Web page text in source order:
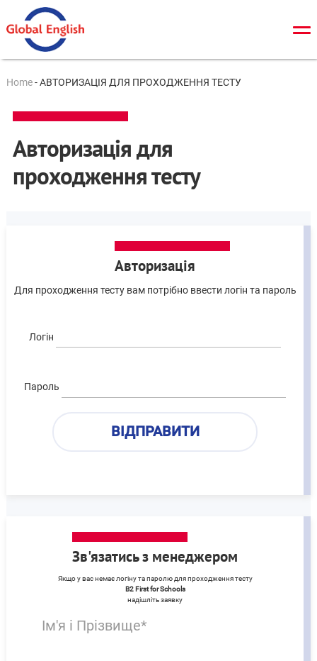
IELTS
Cambridge tests
Home-АВТОРИЗАЦІЯ ДЛЯ ПРОХОДЖЕННЯ ТЕСТУ
Авторизація для
проходження тесту
Авторизація
Для проходження тесту вам потрібно ввести логін та пароль
Логін
Пароль
Зв'язатись з менеджером
Якщо у вас немає логіну та паролю для проходження тесту
B2 First for Schools
надішліть заявку
Ім'я і Прізвище*